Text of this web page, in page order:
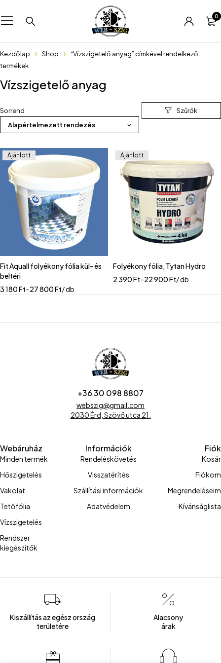
0
Kezdőlap Shop
“Vízszigetelő anyag” címkével rendelkező
termékek
Vízszigetelő anyag
Sorrend
Alapértelmezett rendezés
Ajánlott
Fit Aquall folyékony fólia kül- és
beltéri
3 180Ft–27 800Ft/ db
Ajánlott
Folyékony fólia, Tytan Hydro
2 390Ft–22 900Ft/ db
+36 30 098 8807
webszig@gmail.com
2030 Érd, Szövő utca 21.
Webáruház
Minden termék
Hőszigetelés
Vakolat
Tetőfólia
Vízszigetelés
Rendszer
kiegészítők
Információk
Rendeléskövetés
Visszatérítés
Szállítási információk
Adatvédelem
Fiók
Kosár
Fiókom
Megrendeléseim
Kívánságlista
Kiszállítás az egész ország
területére
Alacsony
árak